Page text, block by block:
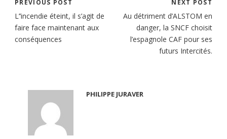
PREVIOUS POST
L’’incendie éteint, il s’agit de
faire face maintenant aux
conséquences
NEXT POST
Au détriment d’ALSTOM en
danger, la SNCF choisit
l’espagnole CAF pour ses
futurs Intercités.
PHILIPPE JURAVER